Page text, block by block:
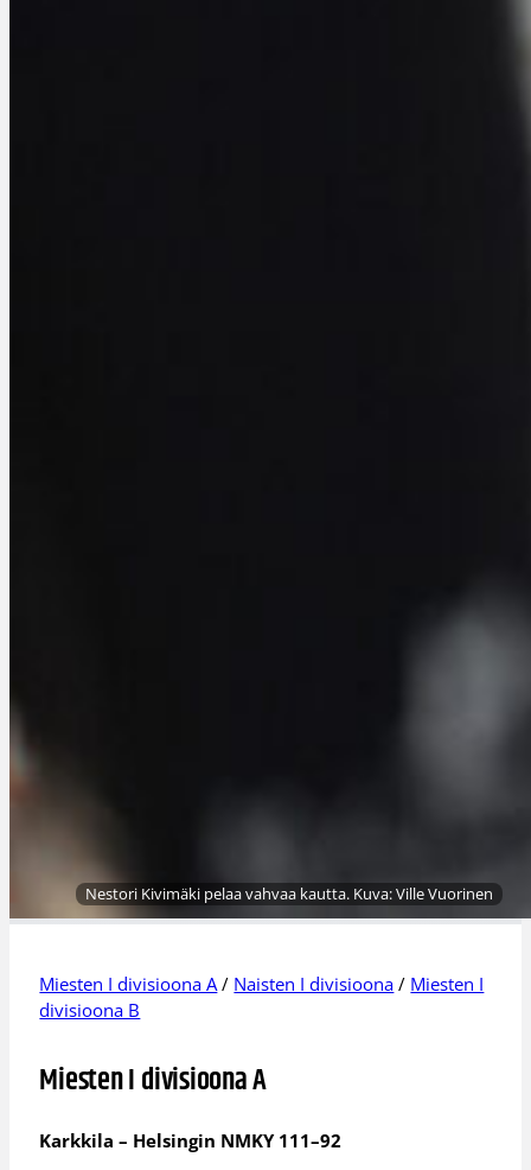
Nestori Kivimäki pelaa vahvaa kautta. Kuva: Ville Vuorinen
Miesten I divisioona A / Naisten I divisioona / Miesten I
divisioona B
Miesten I divisioona A
Karkkila – Helsingin NMKY 111–92